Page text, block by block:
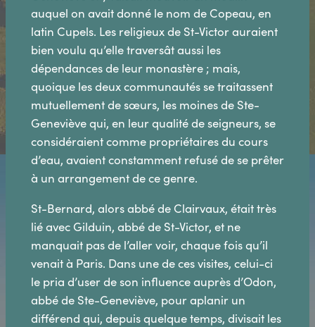
auquel on avait donné le nom de Copeau, en
latin Cupels. Les religieux de St-Victor auraient
bien voulu qu’elle traversât aussi les
dépendances de leur monastère ; mais,
quoique les deux communautés se traitassent
mutuellement de sœurs, les moines de Ste-
Geneviève qui, en leur qualité de seigneurs, se
considéraient comme propriétaires du cours
d’eau, avaient constamment refusé de se prêter
à un arrangement de ce genre.
St-Bernard, alors abbé de Clairvaux, était très
lié avec Gilduin, abbé de St-Victor, et ne
manquait pas de l’aller voir, chaque fois qu’il
venait à Paris. Dans une de ces visites, celui-ci
le pria d’user de son influence auprès d’Odon,
abbé de Ste-Geneviève, pour aplanir un
différend qui, depuis quelque temps, divisait les